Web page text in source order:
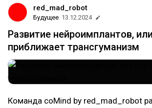
red_mad_robot
Будущее 13.12.2024
Развитие нейроимплантов,
приближает трансгуманизм
Команда coMind by red_mad_robot